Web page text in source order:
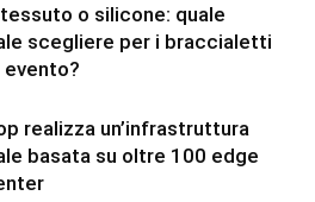
o silicone: quale
scegliere per i braccialetti
realizza un’infrastruttura
basata su oltre 100 edge